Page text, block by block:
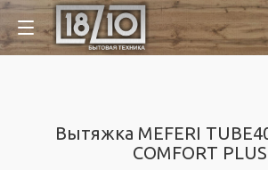
Вытяжка MEFERI
COMFORT PLUS